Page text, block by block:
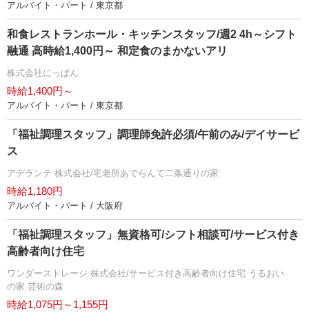
アルバイト・パート / 東京都
和食レストランホール・キッチンスタッフ/週2 4h～シフト
融通 高時給1,400円～ 和定食のまかないアリ
株式会社にっぱん
時給1,400円～
アルバイト・パート / 東京都
「福祉調理スタッフ」調理師免許必須/午前のみ/デイサービ
ス
アデランテ 株式会社/宅老所あでらんて二条通りの家
時給1,180円
アルバイト・パート / 大阪府
「福祉調理スタッフ」無資格可/シフト相談可/サービス付き
高齢者向け住宅
ワンダーストレージ 株式会社/サービス付き高齢者向け住宅 うるおい
の家 芸術の森
時給1,075円～1,155円